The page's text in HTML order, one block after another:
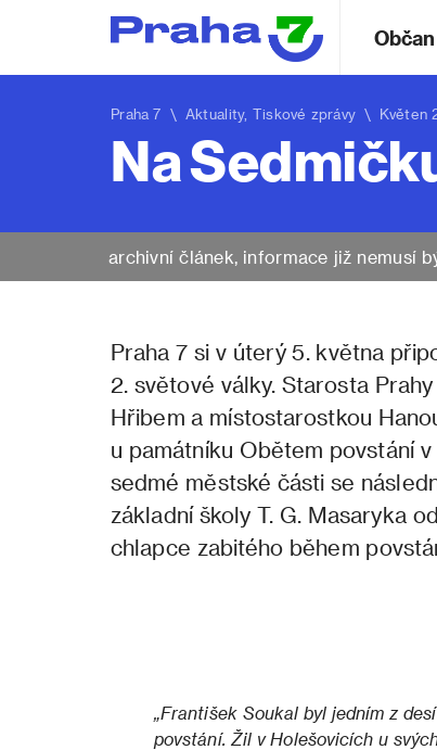
Občan
Praha 7 \ Aktuality, Tiskové zprávy \ Květen
Na
archivní článek, informace již nemusí
Praha 7 si v úterý 5. května
2. světové války. Starosta
Hřibem a místostarostkou
u památníku Obětem povstání
sedmé městské části se
základní školy T. G. Masaryka
chlapce zabitého během
„František Soukal byl jedním z
povstání. Žil v Holešovicích u